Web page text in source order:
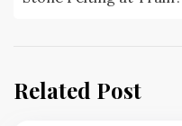
Related Post